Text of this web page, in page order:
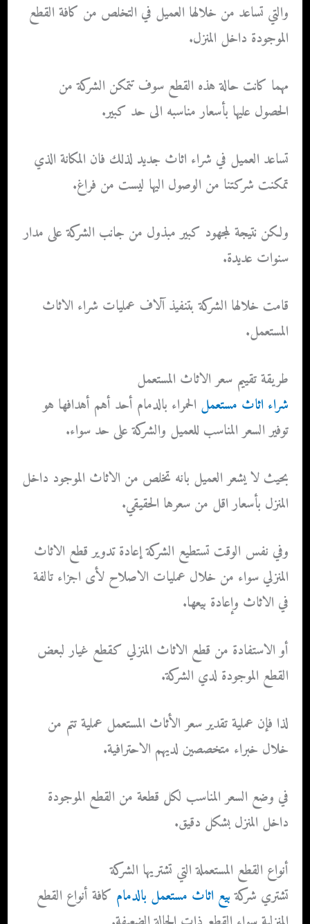
والتي تساعد من خلالها العميل في التخلص من كافة القطع
الموجودة داخل المنزل.
مهما كانت حالة هذه القطع سوف تتمكن الشركة من
الحصول عليها بأسعار مناسبه الى حد كبير.
تساعد العميل في شراء اثاث جديد لذلك فان المكانة الذي
تمكنت شركتنا من الوصول اليها ليست من فراغ.
ولكن نتيجة لمجهود كبير مبذول من جانب الشركة على مدار
سنوات عديدة.
قامت خلالها الشركة بتنفيذ آلاف عمليات شراء الاثاث
المستعمل.
طريقة تقييم سعر الاثاث المستعمل
شراء اثاث مستعمل الحمراء بالدمام أحد أهم أهدافها هو
توفير السعر المناسب للعميل والشركة على حد سواء.
بحيث لا يشعر العميل بانه تخلص من الاثاث الموجود داخل
المنزل بأسعار اقل من سعرها الحقيقي.
وفي نفس الوقت تستطيع الشركة إعادة تدوير قطع الاثاث
المنزلي سواء من خلال عمليات الاصلاح لأى اجزاء تالفة
في الاثاث وإعادة بيعها.
أو الاستفادة من قطع الاثاث المنزلي كقطع غيار لبعض
القطع الموجودة لدي الشركة.
لذا فإن عملية تقدير سعر الأثاث المستعمل عملية تتم من
خلال خبراء متخصصين لديهم الاحترافية.
في وضع السعر المناسب لكل قطعة من القطع الموجودة
داخل المنزل بشكل دقيق.
أنواع القطع المستعملة التي تشتريها الشركة
تشتري شركةبيع اثاث مستعمل بالدمام كافة أنواع القطع